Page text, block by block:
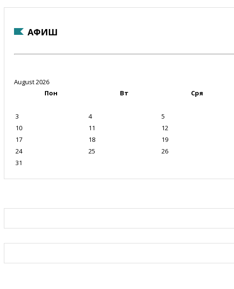
АФИШ
August 2026
Пон
Вт Сря
3
4 5
10
11 12
17
18 19
24
25 26
31